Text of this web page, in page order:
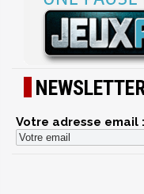
Votre adresse email :